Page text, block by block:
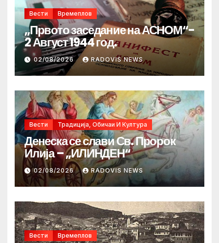
Вести Времеплов
„Првото заседание на АСНОМ“-
2 Август 1944 год.
02/08/2026 RADOVIS NEWS
Вести Традиција, Обичаи И Култура
Денеска се слави Св. Пророк
Илија – „ИЛИНДЕН“
02/08/2026 RADOVIS NEWS
Вести Времеплов